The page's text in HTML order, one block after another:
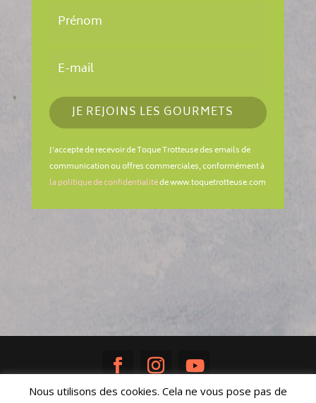
JE REJOINS LES GOURMETS
J'accepte de recevoir de Toque Trotteuse des emails de
communication ou offres commerciales, conformément à
la politique de confidentialitéde www.toquetrotteuse.com
Nous utilisons des cookies. Cela ne vous pose pas de